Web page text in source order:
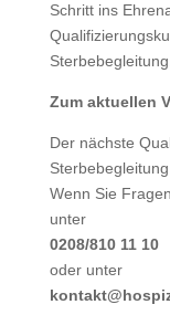
Schritt ins
Sterbebegleitung.
Zum aktuellen
Der nächste
Wenn Sie
unter
0208/810 11 10
oder unter